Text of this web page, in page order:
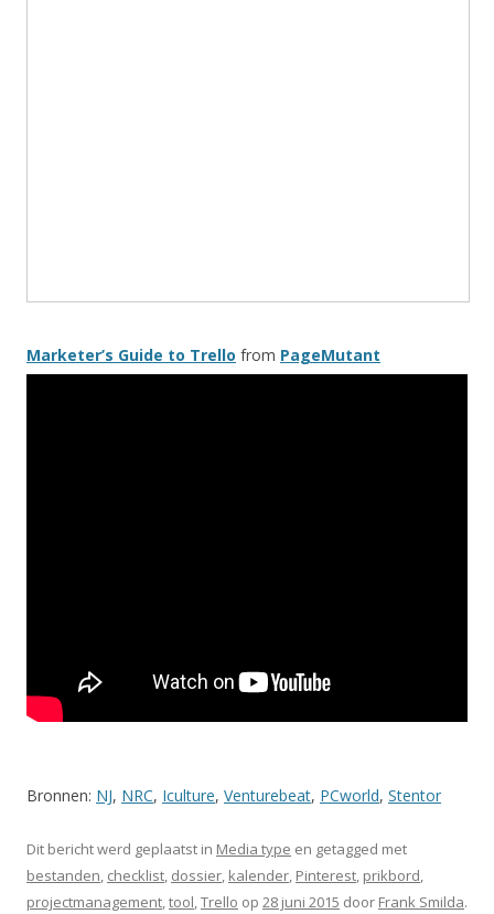
Marketer’s Guide to Trello from PageMutant
Bronnen: NJ, NRC, Iculture, Venturebeat, PCworld, Stentor
Dit bericht werd geplaatst in Media type en getagged met
bestanden, checklist, dossier, kalender, Pinterest, prikbord,
projectmanagement,tool,Trello op 28 juni 2015 door Frank Smilda.